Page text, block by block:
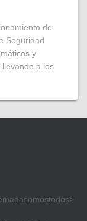
de
Seguridad
y
a los